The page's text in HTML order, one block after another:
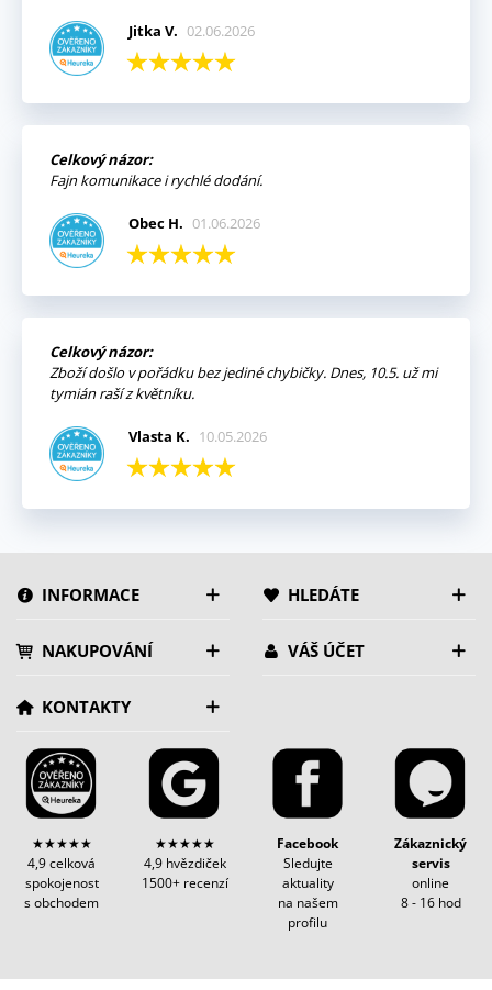
Jitka V. 02.06.2026
Celkový názor:
Fajn komunikace i rychlé dodání.
Obec H. 01.06.2026
Celkový názor:
Zboží došlo v pořádku bez jediné chybičky. Dnes, 10.5. už mi
tymián raší z květníku.
Vlasta K. 10.05.2026
INFORMACE HLEDÁTE
NAKUPOVÁNÍ VÁŠ ÚČET
KONTAKTY
★★★★★
4,9 celková
spokojenost
s obchodem
★★★★★
4,9 hvězdiček
1500+ recenzí
Facebook
Sledujte
aktuality
na našem
profilu
Zákaznický
servis
online
8 - 16 hod